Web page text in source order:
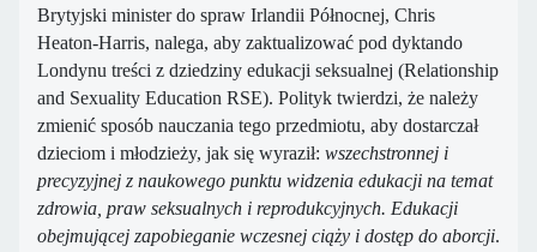
Brytyjski minister do spraw Irlandii Północnej, Chris
Heaton-Harris, nalega, aby zaktualizować pod dyktando
Londynu treści z dziedziny edukacji seksualnej (Relationship
and Sexuality Education RSE). Polityk twierdzi, że należy
zmienić sposób nauczania tego przedmiotu, aby dostarczał
dzieciom i młodzieży, jak się wyraził: wszechstronnej i
precyzyjnej z naukowego punktu widzenia edukacji na temat
zdrowia, praw seksualnych i reprodukcyjnych. Edukacji
obejmującej zapobieganie wczesnej ciąży i dostęp do aborcji.